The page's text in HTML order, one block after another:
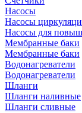
Насосы
Насосы
Насосы для
Мембранные баки
Мембранные баки
Водонагреватели
Водонагреватели
Шланги
Шланги наливные
Шланги сливные